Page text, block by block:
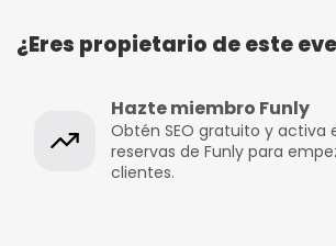
¿Eres propietario de este
Hazte miembro Funly
Obtén SEO gratuito y activa
reservas de Funly para
clientes.